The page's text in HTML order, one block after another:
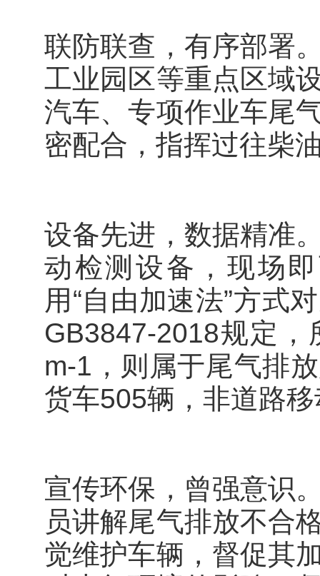
联防联查，有序部署
工业园区等重点区域
汽车、专项作业车尾
密配合，指挥过往柴
设备先进，数据精准
动检测设备，现场
用“自由加速法”方式
GB3847-2018规定
m-1，则属于尾气排
货车505辆，非道路
宣传环保，曾强意识
员讲解尾气排放不合
觉维护车辆，督促其